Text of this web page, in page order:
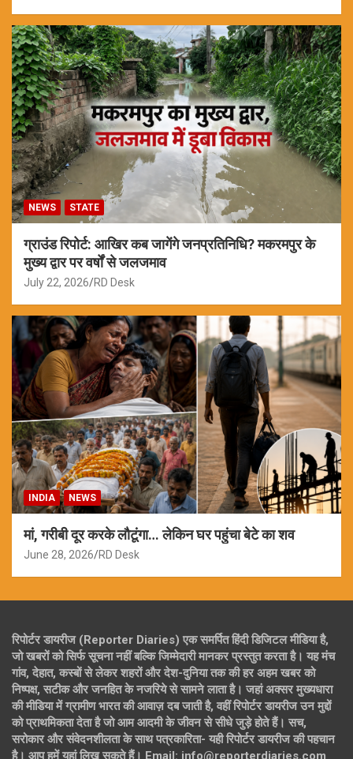
NEWS STATE
ग्राउंड रिपोर्ट: आखिर कब जागेंगे जनप्रतिनिधि? मकरमपुर के
मुख्य द्वार पर वर्षों से जलजमाव
July 22, 2026 RD Desk
INDIA NEWS
मां, गरीबी दूर करके लौटूंगा… लेकिन घर पहुंचा बेटे का शव
June 28, 2026 RD Desk
रिपोर्टर डायरीज (Reporter Diaries) एक समर्पित हिंदी डिजिटल मीडिया है,
जो खबरों को सिर्फ सूचना नहीं बल्कि जिम्मेदारी मानकर प्रस्तुत करता है। यह मंच
गांव, देहात, कस्बों से लेकर शहरों और देश-दुनिया तक की हर अहम खबर को
निष्पक्ष, सटीक और जनहित के नजरिये से सामने लाता है। जहां अक्सर मुख्यधारा
की मीडिया में ग्रामीण भारत की आवाज़ दब जाती है, वहीं रिपोर्टर डायरीज उन मुद्दों
को प्राथमिकता देता है जो आम आदमी के जीवन से सीधे जुड़े होते हैं। सच,
सरोकार और संवेदनशीलता के साथ पत्रकारिता- यही रिपोर्टर डायरीज की पहचान
है। आप हमें यहां लिख सकते हैं। Email: info@reporterdiaries.com